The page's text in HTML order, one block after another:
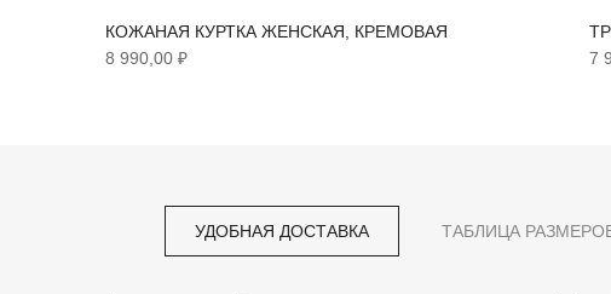
КОЖАНАЯ КУРТКА ЖЕНСКАЯ, КРЕМОВАЯ
8 990,00 ₽
7
УДОБНАЯ ДОСТАВКА ТАБЛИЦА